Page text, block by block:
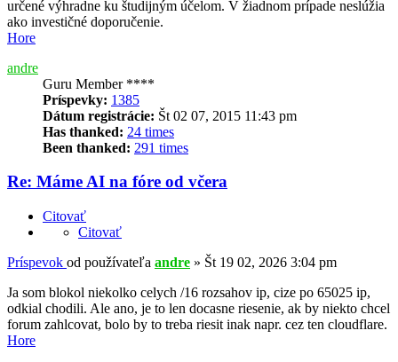
určené výhradne ku študijným účelom. V žiadnom prípade neslúžia
ako investičné doporučenie.
Hore
andre
Guru Member ****
Príspevky: 1385
Dátum registrácie: Št 02 07, 2015 11:43 pm
Has thanked: 24 times
Been thanked: 291 times
Re: Máme AI na fóre od včera
Citovať
Citovať
Príspevok od používateľa andre » Št 19 02, 2026 3:04 pm
Ja som blokol niekolko celych /16 rozsahov ip, cize po 65025 ip,
odkial chodili. Ale ano, je to len docasne riesenie, ak by niekto chcel
forum zahlcovat, bolo by to treba riesit inak napr. cez ten cloudflare.
Hore